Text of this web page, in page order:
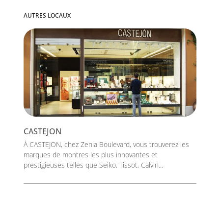
AUTRES LOCAUX
CASTEJON
À CASTEJON, chez Zenia Boulevard, vous trouverez les
marques de montres les plus innovantes et
prestigieuses telles que Seiko, Tissot, Calvin...